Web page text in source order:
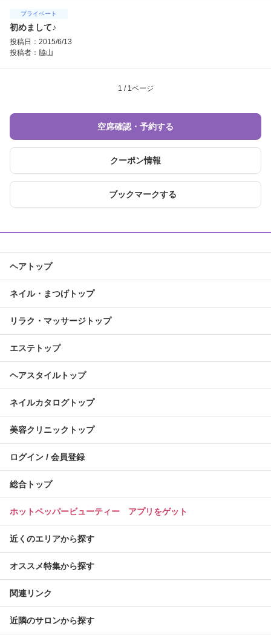
プライベート
初めまして♪
投稿日：2015/6/13
投稿者： 脇山
1 / 1ページ
空席確認・予約する
クーポン情報
ブックマークする
ヘアトップ
ネイル・まつげトップ
リラク・マッサージトップ
エステトップ
ヘアスタイルトップ
ネイルカタログトップ
美容クリニックトップ
ログイン / 会員登録
総合トップ
ホットペッパービューティー アプリをゲット
近くのエリアから探す
オススメ特集から探す
関連リンク
近隣のサロンから探す